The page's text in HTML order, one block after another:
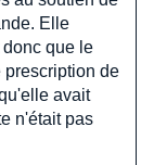
Elle
que le
prescription de
avait
n'était pas